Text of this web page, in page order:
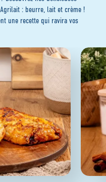
: beurre, lait et crème !
une recette qui ravira vos